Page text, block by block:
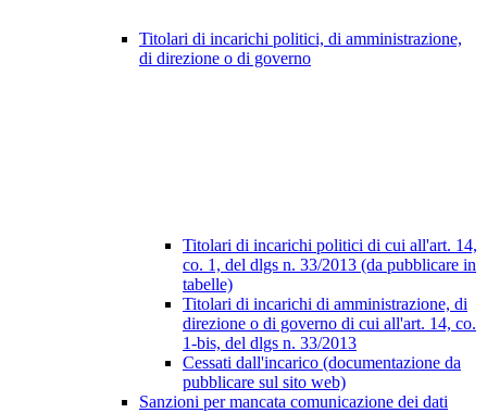
Titolari di incarichi politici, di amministrazione,
di direzione o di governo
Titolari di incarichi politici di cui all'art. 14,
co. 1, del dlgs n. 33/2013 (da pubblicare in
tabelle)
Titolari di incarichi di amministrazione, di
direzione o di governo di cui all'art. 14, co.
1-bis, del dlgs n. 33/2013
Cessati dall'incarico (documentazione da
pubblicare sul sito web)
Sanzioni per mancata comunicazione dei dati